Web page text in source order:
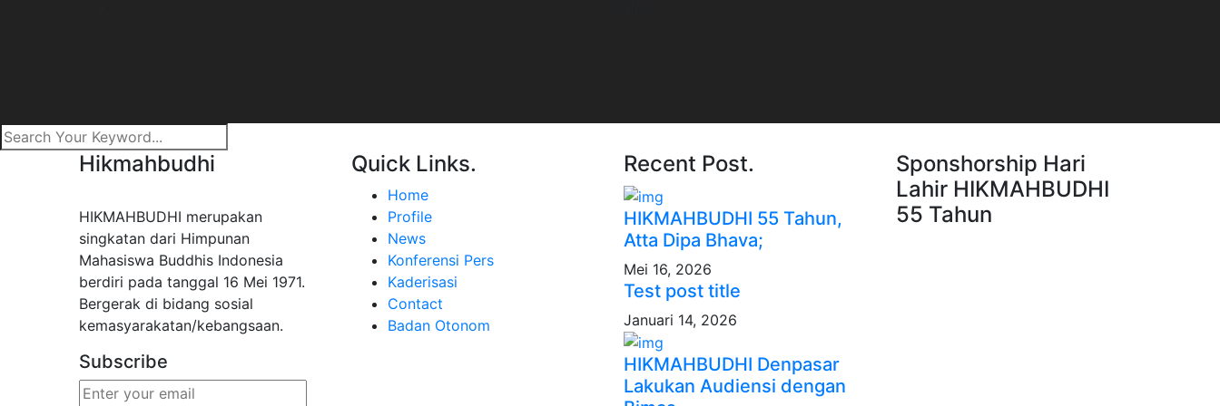
Hikmahbudhi
HIKMAHBUDHI merupakan
singkatan dari Himpunan
Mahasiswa Buddhis Indonesia
berdiri pada tanggal 16 Mei 1971.
Bergerak di bidang sosial
kemasyarakatan/kebangsaan.
Subscribe
Quick Links.
Home
Profile
News
Konferensi Pers
Kaderisasi
Contact
Badan Otonom
Recent Post.
HIKMAHBUDHI 55 Tahun,
Atta Dipa Bhava;
Mei 16, 2026
Test post title
Januari 14, 2026
HIKMAHBUDHI Denpasar
Lakukan Audiensi dengan
Sponshorship Hari
Lahir HIKMAHBUDHI
55 Tahun